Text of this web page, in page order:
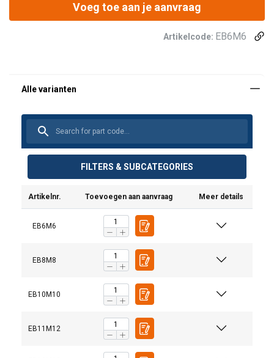
Voeg toe aan je aanvraag
Artikelcode: EB6M6
FILTERS & SUBCATEGORIES
Artikelnr. Toevoegen aan aanvraag Meer details
EB6M6
EB8M8
EB10M10
EB11M12